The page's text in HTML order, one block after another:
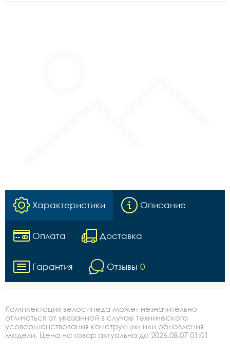
Характеристики Описание
Оплата Доставка
Гарантия Отзывы 0
Комплектация велосипеда может незначительно
отличаться от указанной в случае технического
усовершенствования конструкции или обновления
модели. Цена на товар актуальна до 2026.08.07 01:01